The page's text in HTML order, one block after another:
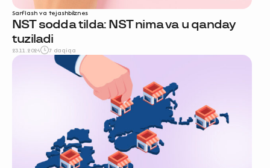
Sarflash va tejashbiznes
NST sodda tilda: NST nima va u qanday
tuziladi
23.11.2024 7 daqiqa